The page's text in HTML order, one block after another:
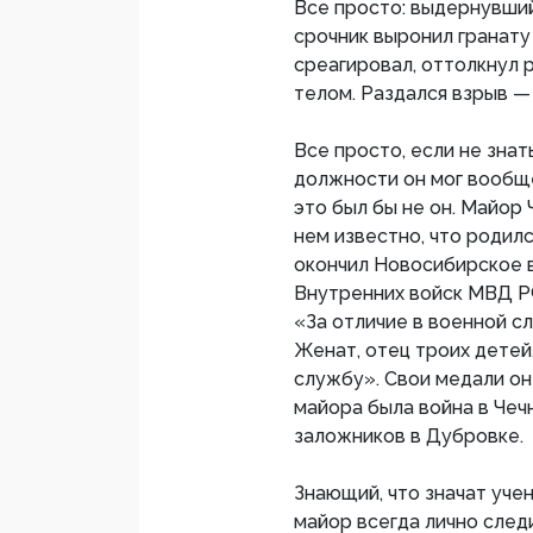
Все просто:
срочник выронил
среагировал, оттолкнул
телом. Раздался взрыв
Все просто, если не
должности он мог
это был бы не он. Майор
нем известно, что
окончил
Внутренних войск МВД
«За отличие в военной
Женат, отец троих
службу». Свои медали он
майора была война в
заложников в Дубровке.
Знающий, что значат
майор всегда лично